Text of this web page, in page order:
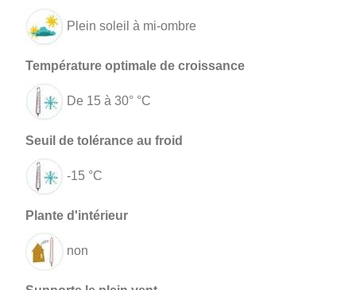
Plein soleil à mi-ombre
De 15 à 30° °C
-15 °C
non